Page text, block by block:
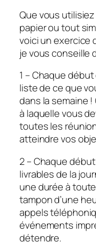
Que vous
papier ou tout
voici un exercice
je vous conseille
1 – Chaque
liste de ce que
dans la semaine
à laquelle vous
toutes les
atteindre vos
2 – Chaque
livrables de la
une durée à
tampon d’une
appels
événements
détendre.